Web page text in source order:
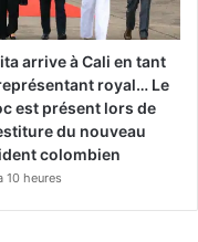
arrive à Cali en tant
royal… Le
est présent lors de
du nouveau
colombien
10 heures